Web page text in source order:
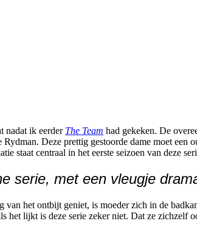
nadat ik eerder The Team had gekeken. De
Deze prettig gestoorde dame moet
staat centraal in het eerste seizoen van deze
serie, met een vleugje
het ontbijt geniet, is moeder zich in de
het lijkt is deze serie zeker niet. Dat ze zichzelf